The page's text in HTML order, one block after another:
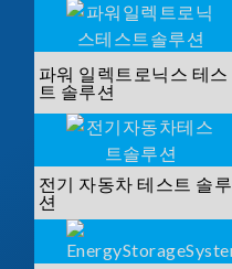
파워 일렉트로닉스 테스
트 솔루션
전기 자동차 테스트 솔루
션